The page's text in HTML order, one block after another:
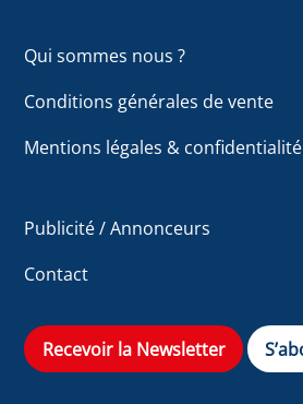
Qui sommes nous ?
Conditions générales de vente
Mentions légales & confidentialité
Publicité / Annonceurs
Contact
Recevoir la Newsletter